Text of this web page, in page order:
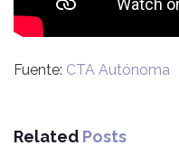
Fuente: CTA Autónoma
Related Posts